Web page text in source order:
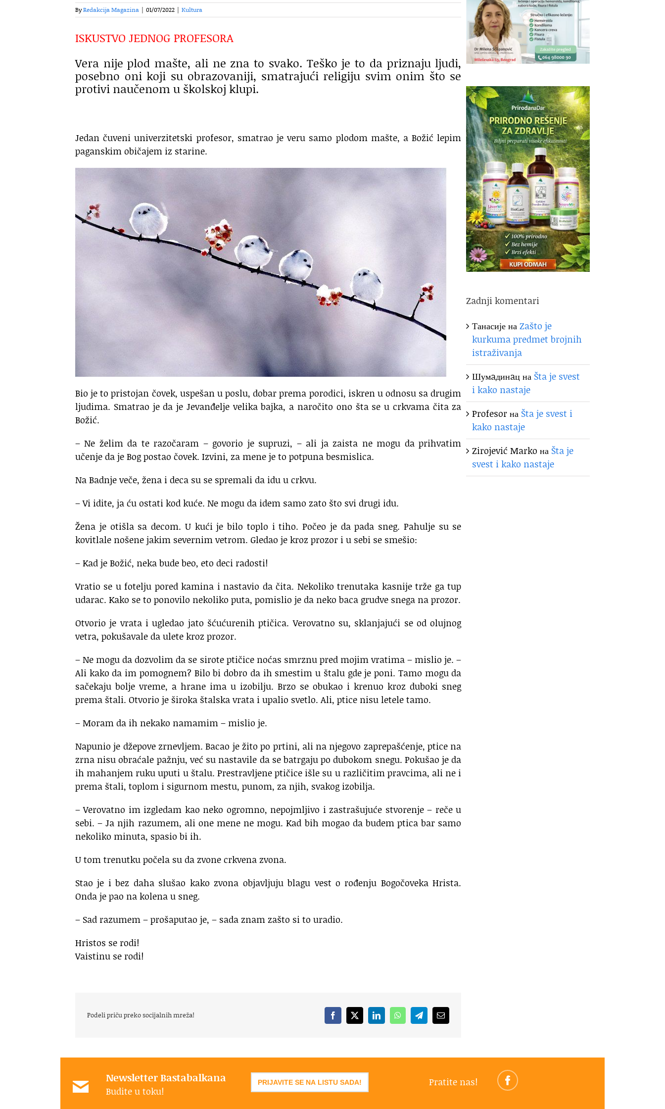
ByRedakcija Magazina | 01/07/2022 | Kultura
ISKUSTVO JEDNOG PROFESORA
Vera nije plod mašte, ali ne zna to svako. Teško je to da priznaju ljudi,
posebno oni koji su obrazovaniji, smatrajući religiju svim onim što se
protivi naučenom u školskoj klupi.
Jedan čuveni univerzitetski profesor, smatrao je veru samo plodom mašte, a Božić lepim
paganskim običajem iz starine.
Bio je to pristojan čovek, uspešan u poslu, dobar prema porodici, iskren u odnosu sa drugim
ljudima. Smatrao je da je Jevanđelje velika bajka, a naročito ono šta se u crkvama čita za
Božić.
– Ne želim da te razočaram – govorio je supruzi, – ali ja zaista ne mogu da prihvatim
učenje da je Bog postao čovek. Izvini, za mene je to potpuna besmislica.
Na Badnje veče, žena i deca su se spremali da idu u crkvu.
– Vi idite, ja ću ostati kod kuće. Ne mogu da idem samo zato što svi drugi idu.
Žena je otišla sa decom. U kući je bilo toplo i tiho. Počeo je da pada sneg. Pahulje su se
kovitlale nošene jakim severnim vetrom. Gledao je kroz prozor i u sebi se smešio:
– Kad je Božić, neka bude beo, eto deci radosti!
Vratio se u fotelju pored kamina i nastavio da čita. Nekoliko trenutaka kasnije trže ga tup
udarac. Kako se to ponovilo nekoliko puta, pomislio je da neko baca grudve snega na prozor.
Otvorio je vrata i ugledao jato šćućurenih ptičica. Verovatno su, sklanjajući se od olujnog
vetra, pokušavale da ulete kroz prozor.
– Ne mogu da dozvolim da se sirote ptičice noćas smrznu pred mojim vratima – mislio je. –
Ali kako da im pomognem? Bilo bi dobro da ih smestim u štalu gde je poni. Tamo mogu da
sačekaju bolje vreme, a hrane ima u izobilju. Brzo se obukao i krenuo kroz duboki sneg
prema štali. Otvorio je široka štalska vrata i upalio svetlo. Ali, ptice nisu letele tamo.
– Moram da ih nekako namamim – mislio je.
Napunio je džepove zrnevljem. Bacao je žito po prtini, ali na njegovo zaprepašćenje, ptice na
zrna nisu obraćale pažnju, već su nastavile da se batrgaju po dubokom snegu. Pokušao je da
ih mahanjem ruku uputi u štalu. Prestravljene ptičice išle su u različitim pravcima, ali ne i
prema štali, toplom i sigurnom mestu, punom, za njih, svakog izobilja.
– Verovatno im izgledam kao neko ogromno, nepojmljivo i zastrašujuće stvorenje – reče u
sebi. – Ja njih razumem, ali one mene ne mogu. Kad bih mogao da budem ptica bar samo
nekoliko minuta, spasio bi ih.
U tom trenutku počela su da zvone crkvena zvona.
Stao je i bez daha slušao kako zvona objavljuju blagu vest o rođenju Bogočoveka Hrista.
Onda je pao na kolena u sneg.
– Sad razumem – prošaputao je, – sada znam zašto si to uradio.
Hristos se rodi!
Vaistinu se rodi!
Podeli priču preko socijalnih mreža! Facebook
X LinkedInWhatsAppTelegramEmail
Zadnji komentari
ТанасијенаZašto je
kurkuma predmet brojnih
istraživanja
Шумaдинaцна Šta je svest
i kako nastaje
Profesorна Šta je svest i
kako nastaje
Zirojević Marko на Šta je
svest i kako nastaje
Newsletter Bastabalkana
Budite u toku!
PRIJAVITE SE NA LISTU SADA! Pratite nas!